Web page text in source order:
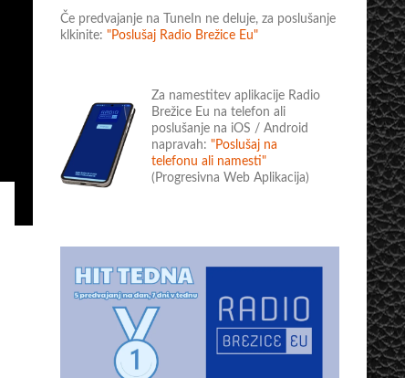
Če predvajanje na TuneIn ne deluje, za poslušanje
klkinite: "Poslušaj Radio Brežice Eu"
Za namestitev aplikacije Radio
Brežice Eu na telefon ali
poslušanje na iOS / Android
napravah: "Poslušaj na
telefonu ali namesti"
(Progresivna Web Aplikacija)